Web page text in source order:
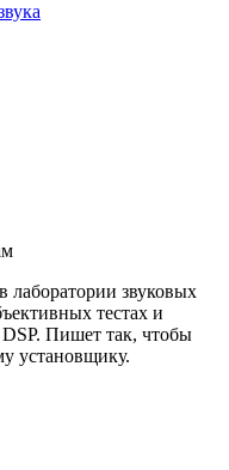
звуковых
тестах и
Пишет так, чтобы
установщику.